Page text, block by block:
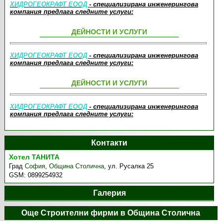
ХИДРОГЕОКРАФТ ЕООД - специализирана инженерингова
компания предлага следните услуги:
ДЕЙНОСТИ И УСЛУГИ
ХИДРОГЕОКРАФТ ЕООД - специализирана инженерингова
компания предлага следните услуги:
ДЕЙНОСТИ И УСЛУГИ
ХИДРОГЕОКРАФТ ЕООД - специализирана инженерингова
компания предлага следните услуги:
Контакти
Хотел ТАНИТА
ГрадСофия,Община Столична,ул. Русалка 25
GSM:0899254932
Галерия
Още Строителни фирми в Община Столична